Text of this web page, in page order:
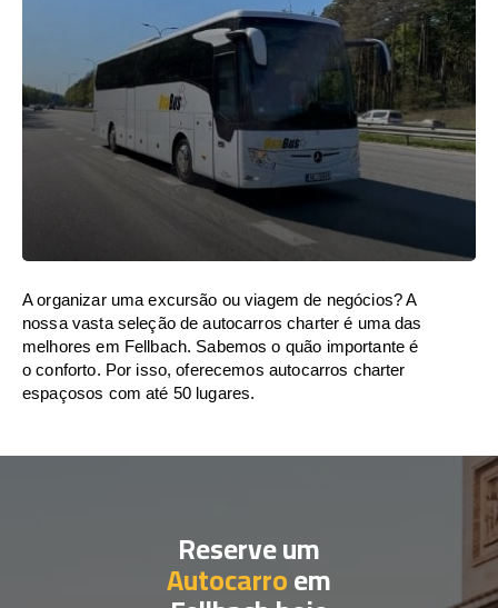
A organizar uma excursão ou viagem de negócios? A
nossa vasta seleção de autocarros charter é uma das
melhores em Fellbach. Sabemos o quão importante é
o conforto. Por isso, oferecemos autocarros charter
espaçosos com até 50 lugares.
Reserve um
Autocarroem